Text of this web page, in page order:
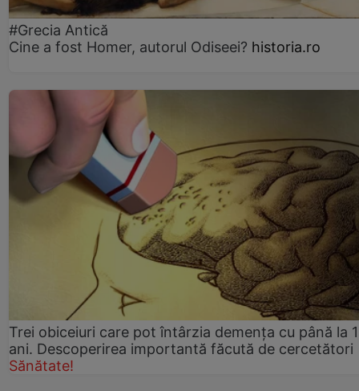
#Grecia Antică
Cine a fost Homer, autorul Odiseei? historia.ro
Trei obiceiuri care pot întârzia demența cu până la
ani. Descoperirea importantă făcută de cercetători
Sănătate!